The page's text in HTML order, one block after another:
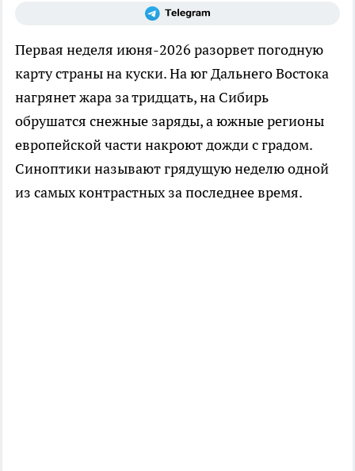
Первая неделя июня-2026 разорвет погодную
карту страны на куски. На юг Дальнего Востока
нагрянет жара за тридцать, на Сибирь
обрушатся снежные заряды, а южные регионы
европейской части накроют дожди с градом.
Синоптики называют грядущую неделю одной
из самых контрастных за последнее время.